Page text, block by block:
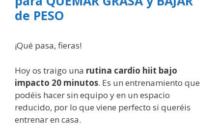
de PESO
¡Qué pasa, fieras!
Hoy os traigo una rutina cardio hiit bajo
impacto 20 minutos. Es un entrenamiento que
podéis hacer sin equipo y en un espacio
reducido, por lo que viene perfecto si queréis
entrenar en casa.